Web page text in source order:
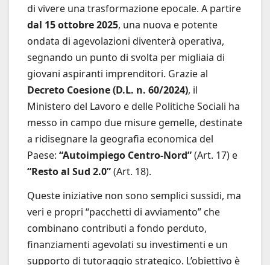
di vivere una trasformazione epocale. A partire
dal 15 ottobre 2025, una nuova e potente
ondata di agevolazioni diventerà operativa,
segnando un punto di svolta per migliaia di
giovani aspiranti imprenditori. Grazie al
Decreto Coesione (D.L. n. 60/2024), il
Ministero del Lavoro e delle Politiche Sociali ha
messo in campo due misure gemelle, destinate
a ridisegnare la geografia economica del
Paese: “Autoimpiego Centro-Nord”(Art. 17) e
“Resto al Sud 2.0”(Art. 18).
Queste iniziative non sono semplici sussidi, ma
veri e propri “pacchetti di avviamento” che
combinano contributi a fondo perduto,
finanziamenti agevolati su investimenti e un
supporto di tutoraggio strategico. L’obiettivo è